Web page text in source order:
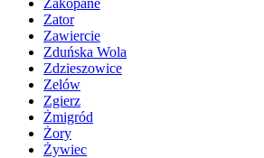
Zator
Zawiercie
Zduńska Wola
Zdzieszowice
Zelów
Zgierz
Żmigród
Żory
Żywiec